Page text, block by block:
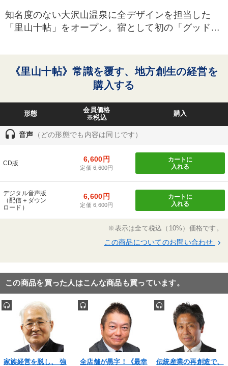
※「更新」を押すと「タグ・キーワード」を更新いただけます。
知名度のない大沢山温泉に全デザインを担当した
「里山十帖」をオープン。宿として初の「グッドデ
《里山十帖》常識を覆す、地方創生の経営を
購入する
形態
会員価格
※税込
購入
headset 音声 （どの形態でも内容は同じです）
CD版 6,600円
定価 6,600円
カートに
入れる
デジタル音声版
（配信＋ダウン
ロード）
6,600円
定価 6,600円
カートに
入れる
※表示は全て税込（10%）価格です。
この商品についてのお問い合わせ keyboard_arrow_right
この商品を買った人はこんな商品も買っています。
家族経営を脱し、 強
全店舗が黒字！《最幸
伝統産業の再創造で、